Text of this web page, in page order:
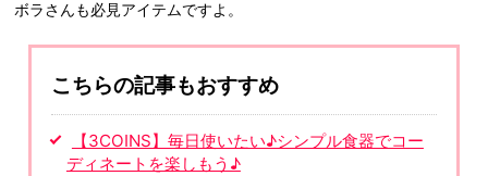
ボラさんも必見アイテムですよ。
こちらの記事もおすすめ
【3COINS】毎日使いたい♪シンプル食器でコー
ディネートを楽しもう♪